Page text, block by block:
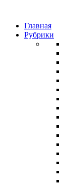
Главная
Рубрики